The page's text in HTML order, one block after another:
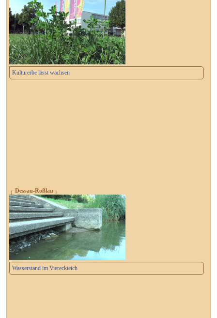
Kulturerbe lässt wachsen
┌ Dessau-Roßlau ┐
Wasserstand im Viereckteich